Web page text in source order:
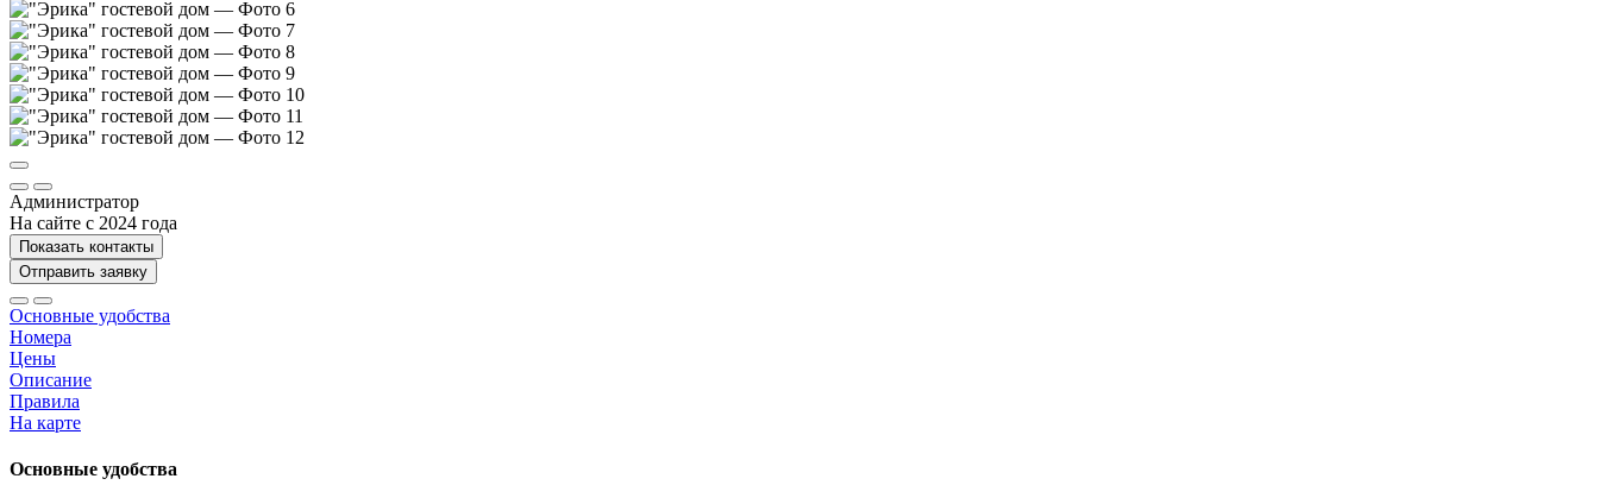
Администратор
На сайте с 2024 года
Показать контакты
Отправить заявку
Основные удобства
Номера
Цены
Описание
Правила
На карте
Основные удобства